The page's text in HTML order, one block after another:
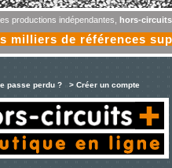
productions indépendantes, hors-
milliers de références
passe perdu ? > Créer un compte